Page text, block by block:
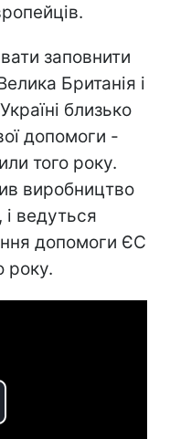
заповнити
Британія і
близько
допомоги -
того року.
виробництво
і ведуться
допомоги ЄС
року.